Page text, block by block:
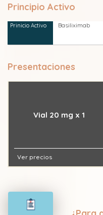
Principio Activo
Basiliximab
Presentaciones
Vial 20 mg x 1
Ver precios